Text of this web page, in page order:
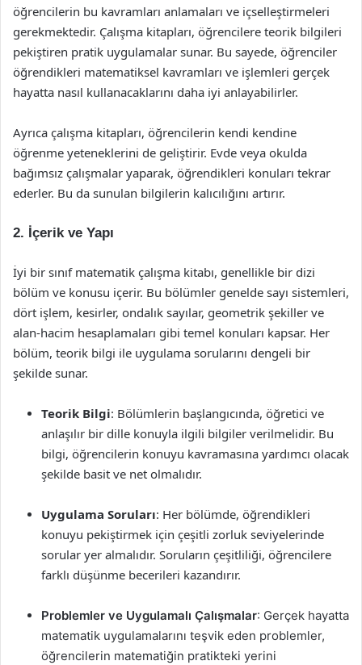
öğrencilerin bu kavramları anlamaları ve içselleştirmeleri
gerekmektedir. Çalışma kitapları, öğrencilere teorik bilgileri
pekiştiren pratik uygulamalar sunar. Bu sayede, öğrenciler
öğrendikleri matematiksel kavramları ve işlemleri gerçek
hayatta nasıl kullanacaklarını daha iyi anlayabilirler.
Ayrıca çalışma kitapları, öğrencilerin kendi kendine
öğrenme yeteneklerini de geliştirir. Evde veya okulda
bağımsız çalışmalar yaparak, öğrendikleri konuları tekrar
ederler. Bu da sunulan bilgilerin kalıcılığını artırır.
2. İçerik ve Yapı
İyi bir sınıf matematik çalışma kitabı, genellikle bir dizi
bölüm ve konusu içerir. Bu bölümler genelde sayı sistemleri,
dört işlem, kesirler, ondalık sayılar, geometrik şekiller ve
alan-hacim hesaplamaları gibi temel konuları kapsar. Her
bölüm, teorik bilgi ile uygulama sorularını dengeli bir
şekilde sunar.
Teorik Bilgi: Bölümlerin başlangıcında, öğretici ve
anlaşılır bir dille konuyla ilgili bilgiler verilmelidir. Bu
bilgi, öğrencilerin konuyu kavramasına yardımcı olacak
şekilde basit ve net olmalıdır.
Uygulama Soruları: Her bölümde, öğrendikleri
konuyu pekiştirmek için çeşitli zorluk seviyelerinde
sorular yer almalıdır. Soruların çeşitliliği, öğrencilere
farklı düşünme becerileri kazandırır.
Problemler ve Uygulamalı Çalışmalar: Gerçek hayatta
matematik uygulamalarını teşvik eden problemler,
öğrencilerin matematiğin pratikteki yerini